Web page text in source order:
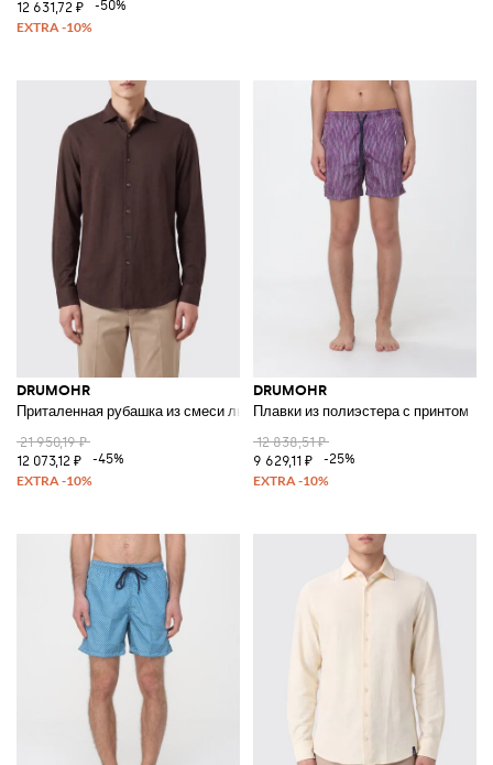
12 631,72 ₽
-50%
DRUMOHR
Приталенная рубашка из смеси льна и хлопка с французским
21 950,19 ₽
12 073,12 ₽
-45%
DRUMOHR
Плавки из полиэстера с принтом
12 838,51 ₽
9 629,11 ₽
-25%